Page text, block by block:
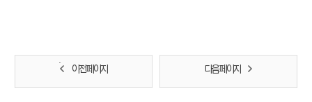
이전 페이지 다음 페이지